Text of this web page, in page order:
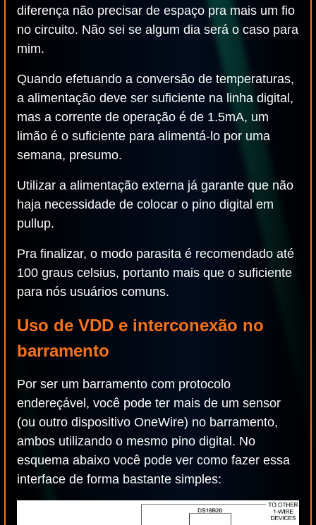
diferença não precisar de espaço pra mais um fio
no circuito. Não sei se algum dia será o caso para
mim.
Quando efetuando a conversão de temperaturas,
a alimentação deve ser suficiente na linha digital,
mas a corrente de operação é de 1.5mA, um
limão é o suficiente para alimentá-lo por uma
semana, presumo.
Utilizar a alimentação externa já garante que não
haja necessidade de colocar o pino digital em
pullup.
Pra finalizar, o modo parasita é recomendado até
100 graus celsius, portanto mais que o suficiente
para nós usuários comuns.
Uso de VDD e interconexão no
barramento
Por ser um barramento com protocolo
endereçável, você pode ter mais de um sensor
(ou outro dispositivo OneWire) no barramento,
ambos utilizando o mesmo pino digital. No
esquema abaixo você pode ver como fazer essa
interface de forma bastante simples: